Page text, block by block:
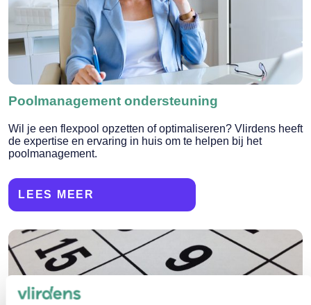
Poolmanagement ondersteuning
Wil je een flexpool opzetten of optimaliseren? Vlirdens heeft
de expertise en ervaring in huis om te helpen bij het
poolmanagement.
LEES MEER